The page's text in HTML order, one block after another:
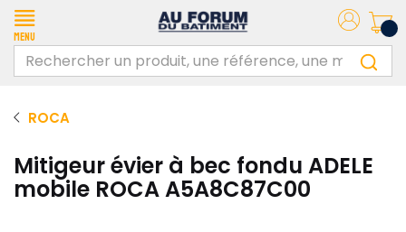
Menu
ROCA
Mitigeur évier à bec fondu ADELE
mobile ROCA A5A8C87C00